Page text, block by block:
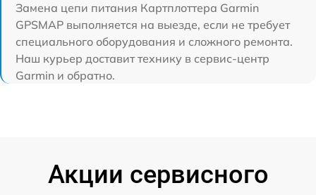
Замена цепи питания Картплоттера Garmin
GPSMAP выполняется на выезде, если не требует
специального оборудования и сложного ремонта.
Наш курьер доставит технику в сервис-центр
Garmin и обратно.
Акции сервисного